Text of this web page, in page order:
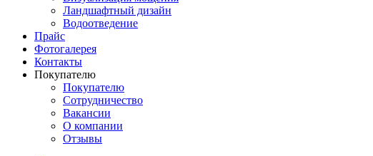
Ландшафтный дизайн
Водоотведение
Прайс
Фотогалерея
Контакты
Покупателю
Покупателю
Сотрудничество
Вакансии
О компании
Отзывы